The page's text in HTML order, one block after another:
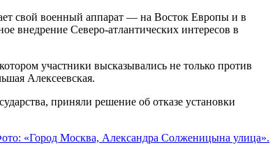
свой военный аппарат — на Восток Европы и в
внедрение Северо-атлантических интересов в
участники высказывались не только против
Алексеевская.
приняли решение об отказе установки
«Город Москва, Александра Солженицына улица».